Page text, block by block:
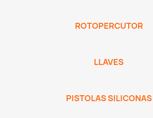
ROTOPERCUTOR
LLAVES
PISTOLAS SILICONAS